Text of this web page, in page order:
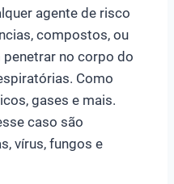
agente de risco
compostos, ou
no corpo do
Como
gases e mais.
caso são
vírus, fungos e